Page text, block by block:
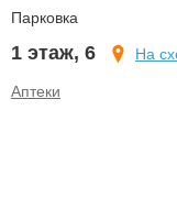
Парковка
1 этаж, 6 На
Аптеки